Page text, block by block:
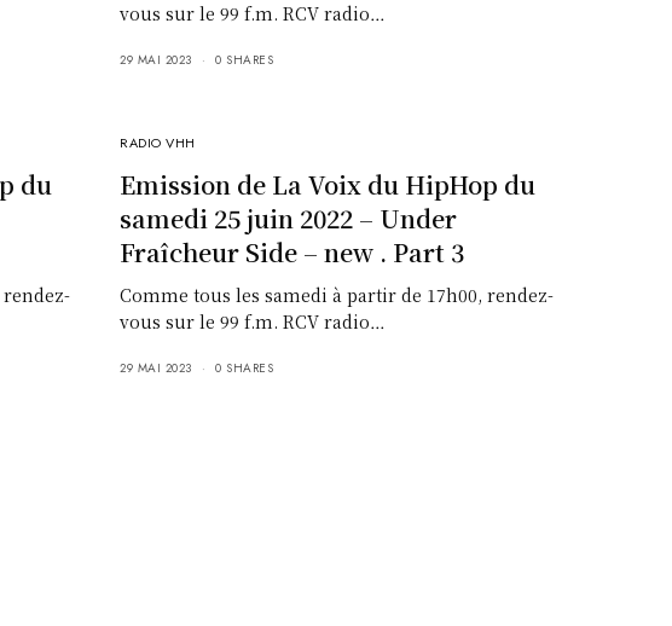
vous sur le 99 f.m. RCV radio…
29 MAI 2023 0 SHARES
du
RADIO VHH
Emission de La Voix du HipHop du
samedi 25 juin 2022 – Under
Fraîcheur Side – new . Part 3
Comme tous les samedi à partir de 17h00, rendez-
vous sur le 99 f.m. RCV radio…
29 MAI 2023 0 SHARES